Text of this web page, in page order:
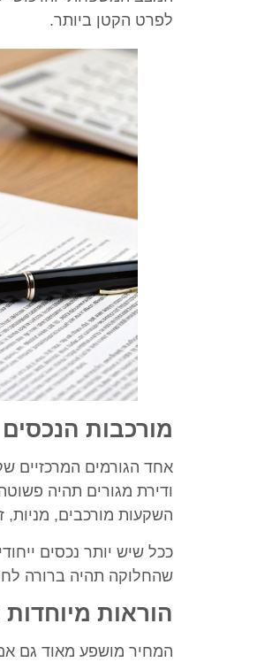
לפרט הקטן ביותר.
מורכבות
אחד הגורמים המרכזיים
ודירת מגורים תהיה
השקעות מורכבים,
ככל שיש יותר נכסים
שהחלוקה תהיה ברורה
הוראות מיוחדות
המחיר מושפע מאוד גם